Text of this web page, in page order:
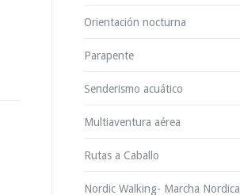
Orientación nocturna
Parapente
Senderismo acuático
Multiaventura aérea
Rutas a Caballo
Nordic Walking- Marcha Nordica